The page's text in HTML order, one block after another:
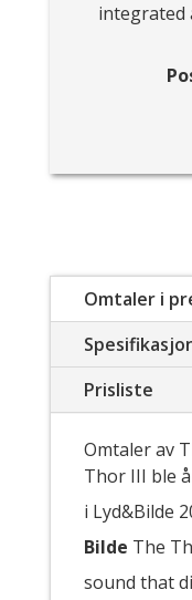
integrated
Omtaler i
Prisliste
Omtaler av
Thor III ble
i Lyd&Bilde
Bilde The
sound that